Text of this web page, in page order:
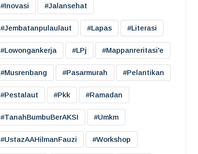
#inovasi #jalansehat
#jembatanpulaulaut #lapas #literasi
#lowongankerja #LPj #mappanreritasi'e
#musrenbang #pasarmurah #pelantikan
#pestalaut #pkk #ramadan
#TanahBumbuBerAKSI #umkm
#UstazAAHilmanFauzi #workshop